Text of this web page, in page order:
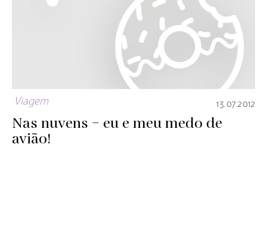
Viagem 13.07.2012
Nas nuvens – eu e meu medo de
avião!